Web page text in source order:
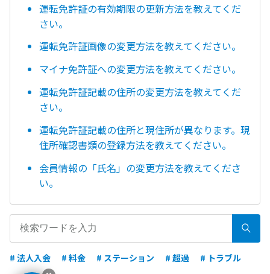
運転免許証の有効期限の更新方法を教えてくだ
さい。
運転免許証画像の変更方法を教えてください。
マイナ免許証への変更方法を教えてください。
運転免許証記載の住所の変更方法を教えてくだ
さい。
運転免許証記載の住所と現住所が異なります。現
住所確認書類の登録方法を教えてください。
会員情報の「氏名」の変更方法を教えてくださ
い。
# 法人入会 # 料金 # ステーション # 超過
# トラブル